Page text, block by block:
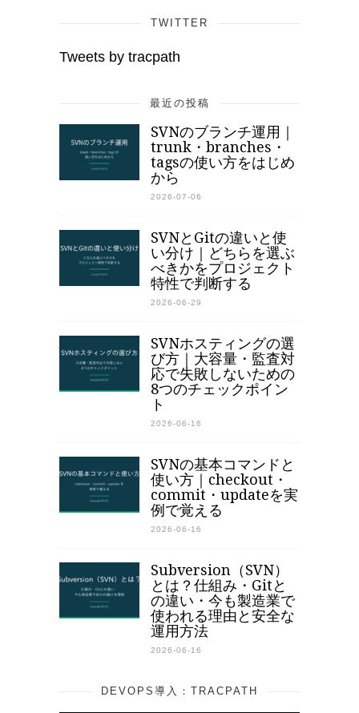
TWITTER
Tweets by tracpath
最近の投稿
SVNのブランチ運用｜
trunk・branches・
tagsの使い方をはじめ
から
2026-07-06
SVNとGitの違いと使
い分け｜どちらを選ぶ
べきかをプロジェクト
特性で判断する
2026-06-29
SVNホスティングの選
び方｜大容量・監査対
応で失敗しないための
8つのチェックポイン
ト
2026-06-16
SVNの基本コマンドと
使い方｜checkout・
commit・updateを実
例で覚える
2026-06-16
Subversion（SVN）
とは？仕組み・Gitと
の違い・今も製造業で
使われる理由と安全な
運用方法
2026-06-16
DEVOPS導入：TRACPATH